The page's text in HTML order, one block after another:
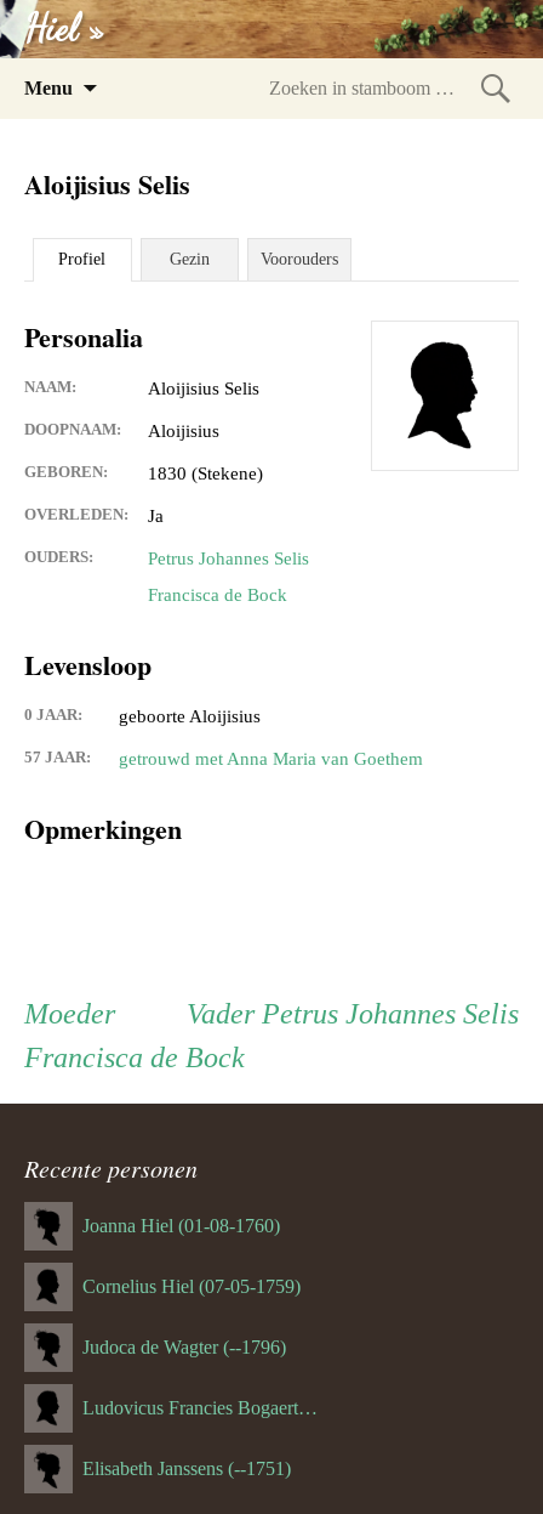
Hiel »
Menu
Aloijisius Selis
Profiel Gezin Voorouders
Personalia
NAAM: Aloijisius Selis
DOOPNAAM: Aloijisius
GEBOREN: 1830 (Stekene)
OVERLEDEN: Ja
OUDERS:
Petrus Johannes Selis
Francisca de Bock
Levensloop
0 JAAR: geboorte Aloijisius
57 JAAR: getrouwd met Anna Maria van Goethem
Opmerkingen
Persoon
ouder
navigatie
Vader Vader
Petrus Johannes Selis
MoederMoeder
Francisca de Bock
Recente personen
Joanna Hiel (01-08-1760)
Cornelius Hiel (07-05-1759)
Judoca de Wagter (--1796)
Ludovicus Francies Bogaert (--1825)
Elisabeth Janssens (--1751)